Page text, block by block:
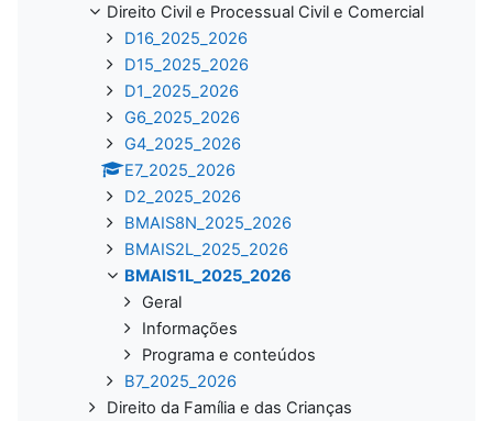
Direito Civil e Processual Civil e Comercial
D16_2025_2026
D15_2025_2026
D1_2025_2026
G6_2025_2026
G4_2025_2026
E7_2025_2026
D2_2025_2026
BMAIS8N_2025_2026
BMAIS2L_2025_2026
BMAIS1L_2025_2026
Geral
Informações
Programa e conteúdos
B7_2025_2026
Direito da Família e das Crianças